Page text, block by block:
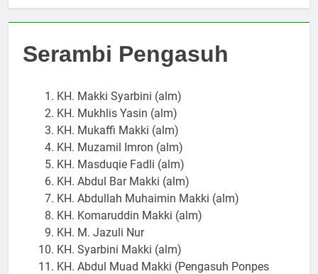
Perkuat Tali
Silaturahmi, Walikota
Kunjungi KH. Muad
Makki
Serambi Pengasuh
KH. Makki Syarbini (alm)
KH. Mukhlis Yasin (alm)
KH. Mukaffi Makki (alm)
KH. Muzamil Imron (alm)
KH. Masduqie Fadli (alm)
KH. Abdul Bar Makki (alm)
KH. Abdullah Muhaimin Makki (alm)
KH. Komaruddin Makki (alm)
KH. M. Jazuli Nur
KH. Syarbini Makki (alm)
KH. Abdul Muad Makki (Pengasuh Ponpes